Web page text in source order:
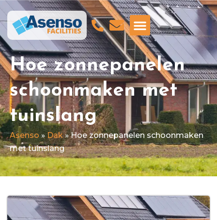
Hoe zonnepanelen
schoonmaken met
tuinslang
Asenso»Dak»Hoe zonnepanelen schoonmaken
met tuinslang